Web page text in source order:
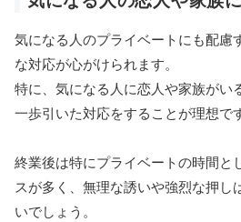
気になる人のプライベートにも配慮
な対応が心がけられます。
特に、気になる人に恋人や家族がい
一歩引いた対応をすることが理想で
終業後は特にプライベートの時間と
スが多く、無理な誘いや強烈な押し
いでしょう。